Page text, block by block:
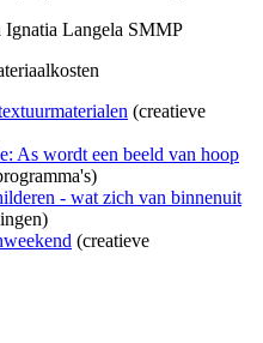
Ignatia Langela SMMP
(creatieve
As wordt een beeld van hoop
- wat zich van binnenuit
(creatieve